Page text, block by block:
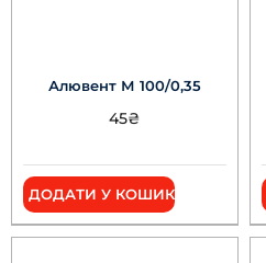
Алювент М 100/0,35
45₴
ДОДАТИ У КОШИК